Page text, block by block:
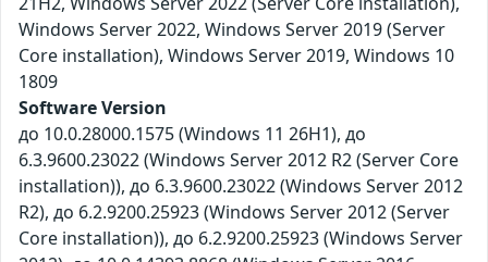
Windows Server 2022, Windows Server 2019 (Server
Core installation), Windows Server 2019, Windows 10
1809
Software Version
до 10.0.28000.1575 (Windows 11 26H1), до
6.3.9600.23022 (Windows Server 2012 R2 (Server Core
installation)), до 6.3.9600.23022 (Windows Server 2012
R2), до 6.2.9200.25923 (Windows Server 2012 (Server
Core installation)), до 6.2.9200.25923 (Windows Server